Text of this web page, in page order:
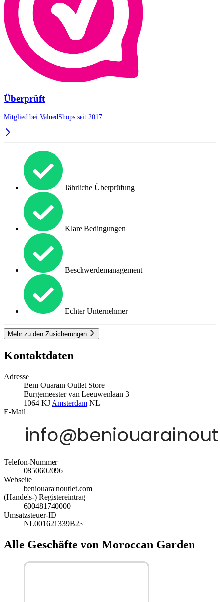
Überprüft
Mitglied bei ValuedShops seit 2017
Jährliche Überprüfung
Klare Bedingungen
Beschwerdemanagement
Echter Unternehmer
Mehr zu den Zusicherungen
Kontaktdaten
Adresse
Beni Ouarain Outlet Store
Burgemeester van Leeuwenlaan 3
1064 KJ Amsterdam NL
E-Mail
Telefon-Nummer
0850602096
Webseite
beniouarainoutlet.com
(Handels-) Registereintrag
600481740000
Umsatzsteuer-ID
NL001621339B23
Alle Geschäfte von Moroccan Garden